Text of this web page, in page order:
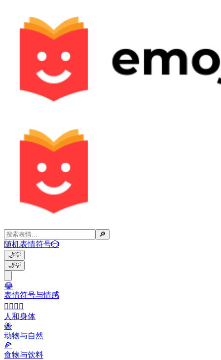
🔎
随机表情符号🎲
🌙💡
🌙💡
😂
表情符号与情感
👩‍❤️‍💋‍👨
人和身体
🐝
动物与自然
🍕
食物与饮料